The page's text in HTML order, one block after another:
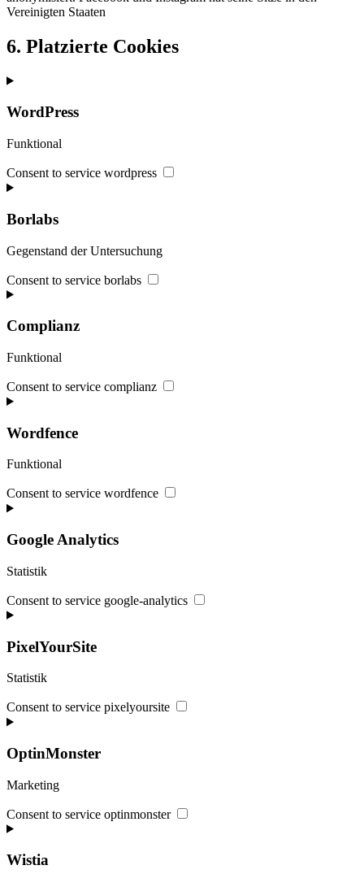
Vereinigten Staaten
6. Platzierte Cookies
WordPress
Funktional
Consent to service wordpress
Borlabs
Gegenstand der Untersuchung
Consent to service borlabs
Complianz
Funktional
Consent to service complianz
Wordfence
Funktional
Consent to service wordfence
Google Analytics
Statistik
Consent to service google-analytics
PixelYourSite
Statistik
Consent to service pixelyoursite
OptinMonster
Marketing
Consent to service optinmonster
Wistia